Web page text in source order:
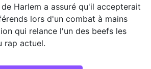
Harlem a assuré qu'il accepterait
lors d'un combat à mains
qui relance l'un des beefs les
rap actuel.